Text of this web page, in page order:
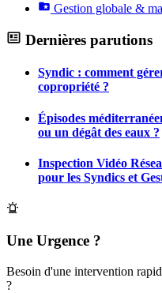
Gestion globale &
Dernières parutions
Syndic : comment
copropriété ?
Épisodes
ou un dégât des eaux ?
Inspection Vidéo
pour les Syndics et
Une Urgence ?
Besoin d'une intervention
?